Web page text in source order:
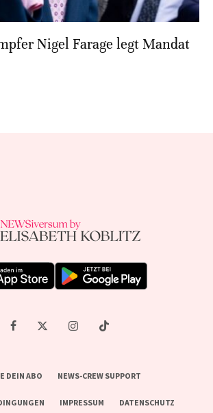
Nigel Farage legt Mandat
DEIN ABO NEWS-CREW SUPPORT
IMPRESSUM DATENSCHUTZ